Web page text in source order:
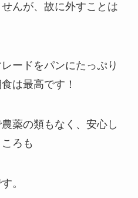
んが、故に外すことは
ードをパンにたっぷり
は最高です！
薬の類もなく、安心し
ろも
。